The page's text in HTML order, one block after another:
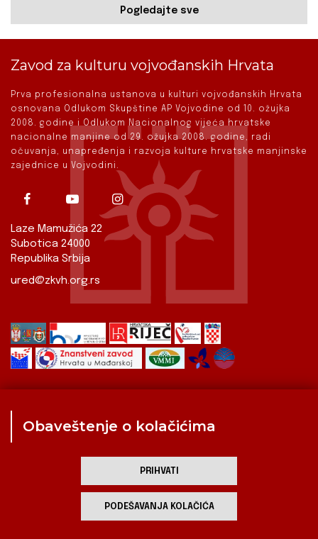
Pogledajte sve
Zavod za kulturu vojvođanskih Hrvata
Prva profesionalna ustanova u kulturi vojvođanskih Hrvata
osnovana Odlukom Skupštine AP Vojvodine od 10. ožujka
2008. godine i Odlukom Nacionalnog vijeća hrvatske
nacionalne manjine od 29. ožujka 2008. godine, radi
očuvanja, unapređenja i razvoja kulture hrvatske manjinske
zajednice u Vojvodini.
Laze Mamužića 22
Subotica 24000
Republika Srbija
ured@zkvh.org.rs
Kulturna scena
Zavod za kulturu vojvođanskih Hrvata
Obaveštenje o kolačićima
PRIHVATI
PODEŠAVANJA KOLAČIĆA